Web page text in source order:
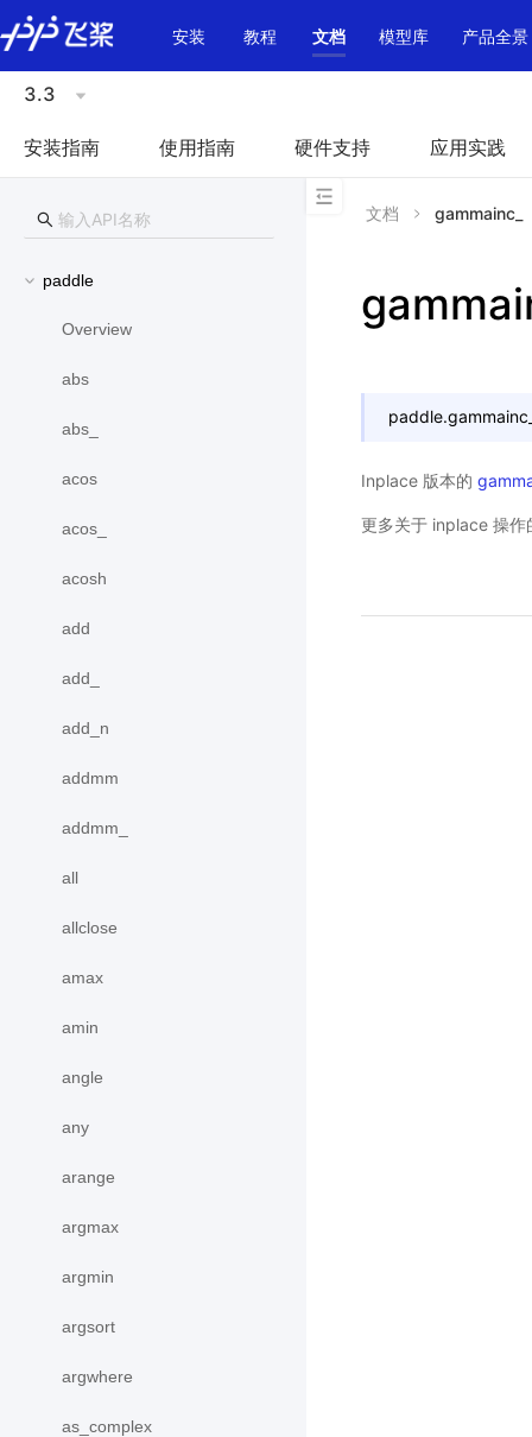
\u200E
安装
教程 文档 模型库 产品全景
3.3
安装指南 使用指南 硬件支持 应用实践
paddle
Overview
abs
abs_
acos
acos_
acosh
add
add_
add_n
addmm
addmm_
all
allclose
amax
amin
angle
any
arange
argmax
argmin
argsort
argwhere
as_complex
文档 gammainc_
paddle.
Inplace 版本的
更多关于 inplace 操